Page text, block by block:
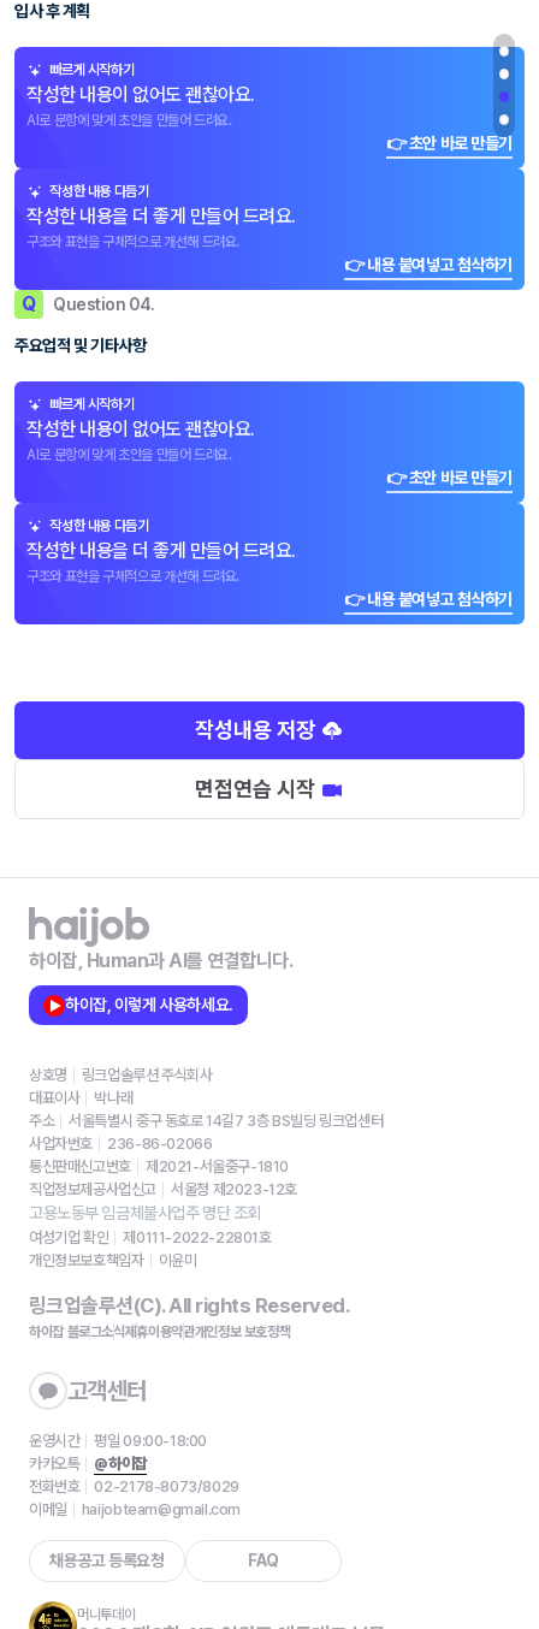
입사 후 계획
빠르게 시작하기
작성한 내용이 없어도 괜찮아요.
AI로 문항에 맞게 초안을 만들어 드려요.
👉 초안 바로 만들기
작성한 내용 다듬기
작성한 내용을 더 좋게 만들어 드려요.
구조와 표현을 구체적으로 개선해 드려요.
👉 내용 붙여넣고 첨삭하기
Q Question 04.
주요업적 및 기타사항
빠르게 시작하기
작성한 내용이 없어도 괜찮아요.
AI로 문항에 맞게 초안을 만들어 드려요.
👉 초안 바로 만들기
작성한 내용 다듬기
작성한 내용을 더 좋게 만들어 드려요.
구조와 표현을 구체적으로 개선해 드려요.
👉 내용 붙여넣고 첨삭하기
작성내용 저장
면접연습 시작
하이잡, Human과 AI를 연결합니다.
하이잡, 이렇게 사용하세요.
상호명
링크업솔루션 주식회사
대표이사
박나래
주소
서울특별시 중구 동호로 14길7 3층 BS빌딩 링크업센터
사업자번호
236-86-02066
통신판매신고번호
제2021-서울중구-1810
직업정보제공사업신고
서울청 제2023-12호
고용노동부 임금체불사업주 명단 조회
여성기업 확인
제0111-2022-22801호
개인정보보호책임자
이윤미
링크업솔루션(C). All rights Reserved.
하이잡 블로그소식제휴이용약관개인정보 보호정책
고객센터
운영시간
평일 09:00-18:00
카카오톡
@하이잡
전화번호
02-2178-8073/8029
이메일
haijobteam@gmail.com
채용공고 등록요청 FAQ
머니투데이